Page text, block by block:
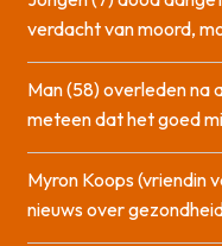
verdacht van moord,
Man (58) overleden na
meteen dat het goed
Myron Koops (vriendin
nieuws over